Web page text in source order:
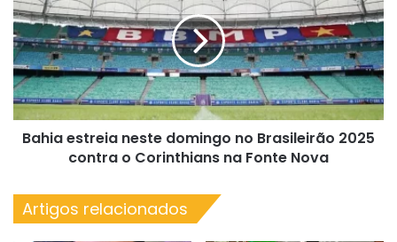
neste
domingo
no
Brasileirão
2025
contra
o
Corinthians
Nova
Bahia estreia neste domingo no Brasileirão 2025
contra o Corinthians na Fonte Nova
Artigos relacionados